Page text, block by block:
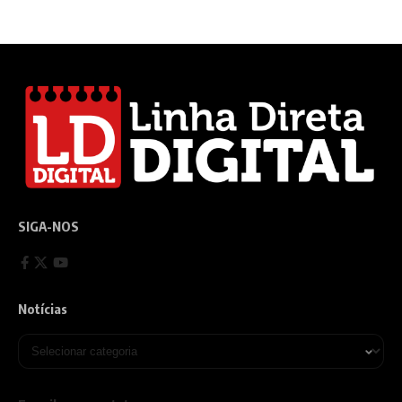
SIGA-NOS
Notícias